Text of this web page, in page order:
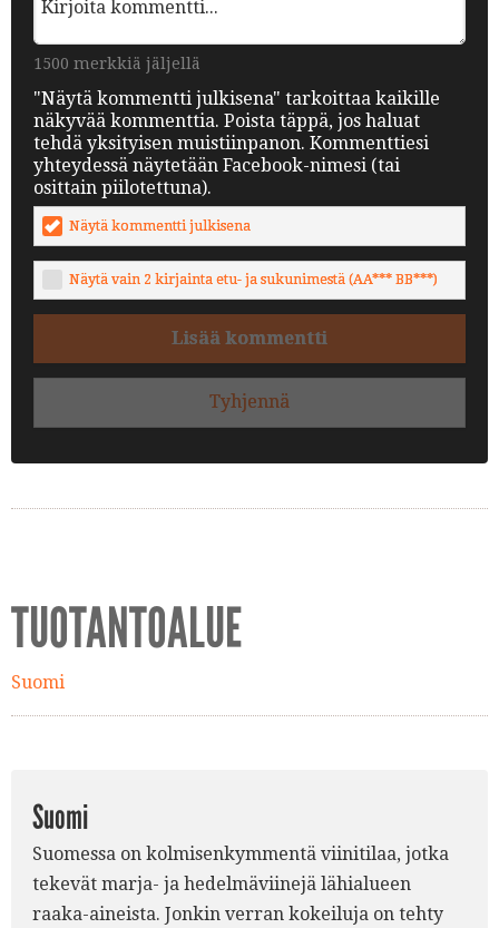
1500 merkkiä jäljellä
"Näytä kommentti julkisena" tarkoittaa kaikille
näkyvää kommenttia. Poista täppä, jos haluat
tehdä yksityisen muistiinpanon. Kommenttiesi
yhteydessä näytetään Facebook-nimesi (tai
osittain piilotettuna).
Näytä kommentti julkisena
Näytä vain 2 kirjainta etu- ja sukunimestä (AA*** BB***)
Lisää kommentti
Tyhjennä
TUOTANTOALUE
Suomi
Suomi
Suomessa on kolmisenkymmentä viinitilaa, jotka
tekevät marja- ja hedelmäviinejä lähialueen
raaka-aineista. Jonkin verran kokeiluja on tehty